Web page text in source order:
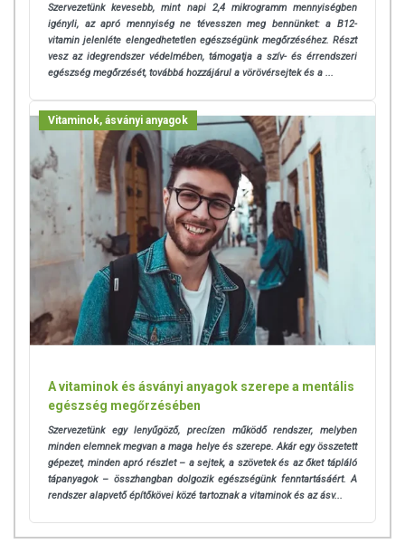
Szervezetünk kevesebb, mint napi 2,4 mikrogramm mennyiségben
igényli, az apró mennyiség ne tévesszen meg bennünket: a B12-
vitamin jelenléte elengedhetetlen egészségünk megőrzéséhez. Részt
vesz az idegrendszer védelmében, támogatja a szív- és érrendszeri
egészség megőrzését, továbbá hozzájárul a vörövérsejtek és a ...
Vitaminok, ásványi anyagok
A vitaminok és ásványi anyagok szerepe a mentális
egészség megőrzésében
Szervezetünk egy lenyűgöző, precízen működő rendszer, melyben
minden elemnek megvan a maga helye és szerepe. Akár egy összetett
gépezet, minden apró részlet – a sejtek, a szövetek és az őket tápláló
tápanyagok – összhangban dolgozik egészségünk fenntartásáért. A
rendszer alapvető építőkövei közé tartoznak a vitaminok és az ásv...